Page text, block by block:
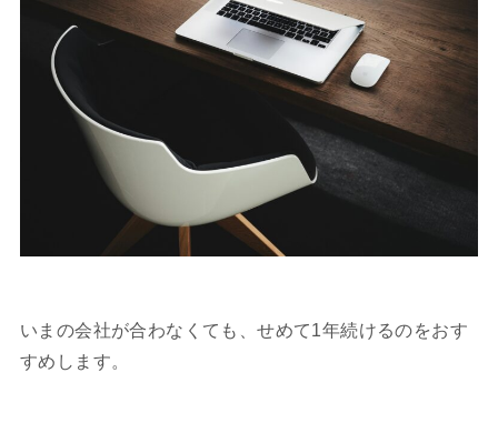
いまの会社が合わなくても、せめて1年続けるのをおす
すめします。